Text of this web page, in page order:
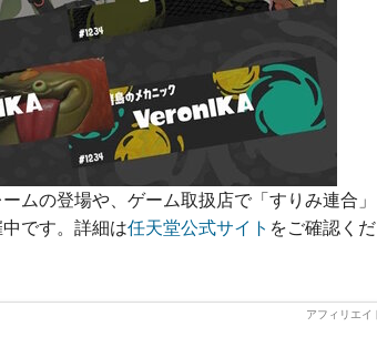
ムの登場や、ゲーム取扱店で「すりみ連合」
です。詳細は任天堂公式サイト をご確認くだ